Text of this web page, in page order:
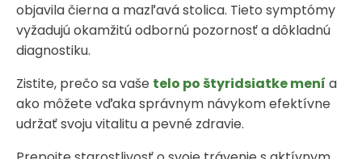
objavila čierna a mazľavá stolica. Tieto symptómy
vyžadujú okamžitú odbornú pozornosť a dôkladnú
diagnostiku.
Zistite, prečo sa vaše telo po štyridsiatke mení a
ako môžete vďaka správnym návykom efektívne
udržať svoju vitalitu a pevné zdravie.